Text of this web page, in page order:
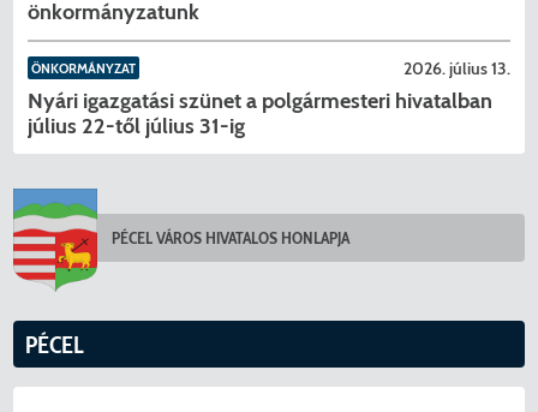
önkormányzatunk
ÖNKORMÁNYZAT 2026. július 13.
Nyári igazgatási szünet a polgármesteri hivatalban
július 22-től július 31-ig
PÉCEL VÁROS HIVATALOS HONLAPJA
PÉCEL
KERESÉS